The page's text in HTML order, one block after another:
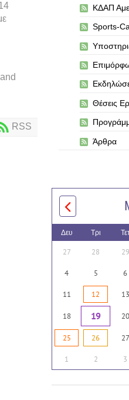
RSS
ΚΔΑΠ
Sports-
Θέσεις
Άρθρα
Δευ Τρι
27 28 29
4 5 6
11 12 13
18 19 20
25 26 27
1 2 3